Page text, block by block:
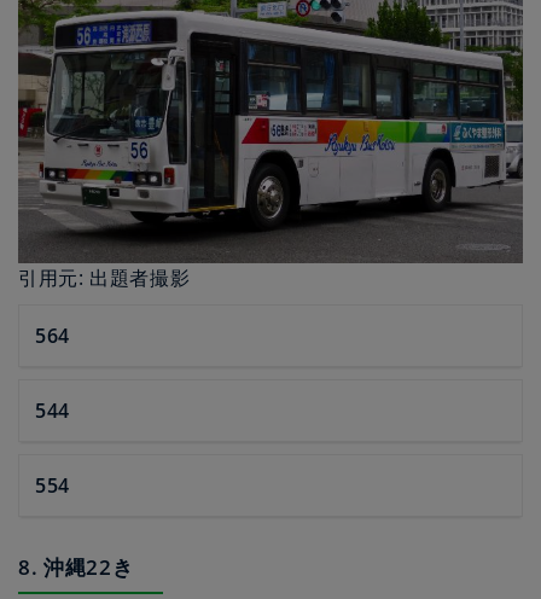
引用元: 出題者撮影
564
544
554
8. 沖縄22き